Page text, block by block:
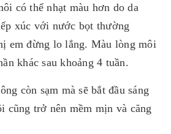
có thể nhạt màu hơn do da
xúc với nước bọt thường
em đừng lo lắng. Màu lòng môi
khác sau khoảng 4 tuần.
còn sạm mà sẽ bắt đầu sáng
cũng trở nên mềm mịn và căng